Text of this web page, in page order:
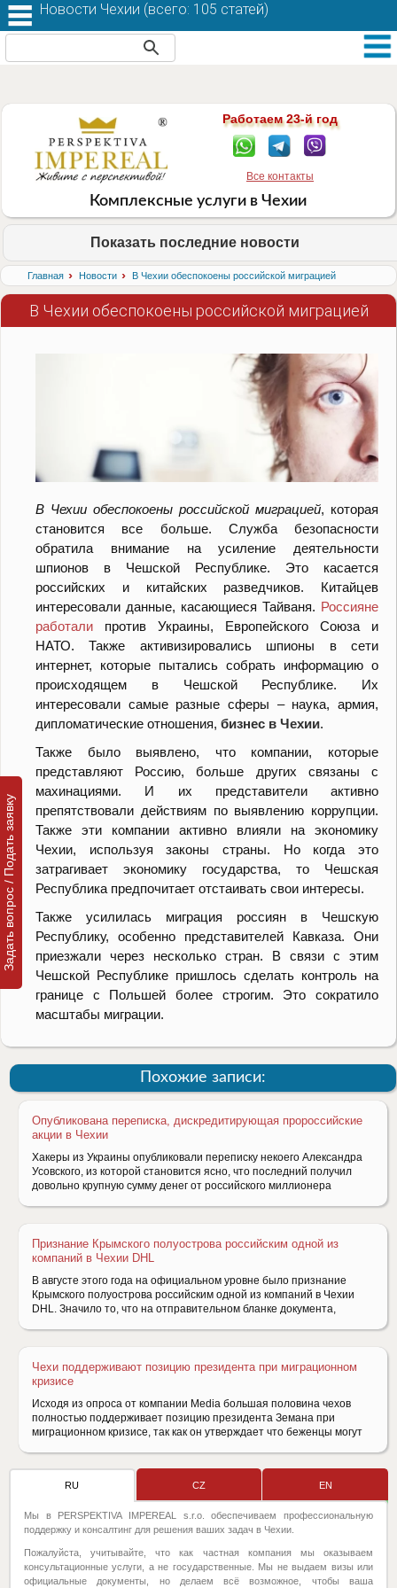
Работаем 23-й год
Все контакты
Комплексные услуги в Чехии
Показать последние новости
Главная › Новости › В Чехии обеспокоены российской миграцией
В Чехии обеспокоены российской миграцией
В Чехии обеспокоены российской миграцией, которая
становится все больше. Служба безопасности
обратила внимание на усиление деятельности
шпионов в Чешской Республике. Это касается
российских и китайских разведчиков. Китайцев
интересовали данные, касающиеся Тайваня. Россияне
работали против Украины, Европейского Союза и
НАТО. Также активизировались шпионы в сети
интернет, которые пытались собрать информацию о
происходящем в Чешской Республике. Их
интересовали самые разные сферы – наука, армия,
дипломатические отношения, бизнес в Чехии.
Также было выявлено, что компании, которые
представляют Россию, больше других связаны с
махинациями. И их представители активно
препятствовали действиям по выявлению коррупции.
Также эти компании активно влияли на экономику
Чехии, используя законы страны. Но когда это
затрагивает экономику государства, то Чешская
Республика предпочитает отстаивать свои интересы.
Также усилилась миграция россиян в Чешскую
Республику, особенно представителей Кавказа. Они
приезжали через несколько стран. В связи с этим
Чешской Республике пришлось сделать контроль на
границе с Польшей более строгим. Это сократило
масштабы миграции.
Похожие записи:
Опубликована переписка, дискредитирующая пророссийские
акции в Чехии
Хакеры из Украины опубликовали переписку некоего Александра
Усовского, из которой становится ясно, что последний получил
довольно крупную сумму денег от российского миллионера
Признание Крымского полуострова российским одной из
компаний в Чехии DHL
В августе этого года на официальном уровне было признание
Крымского полуострова российским одной из компаний в Чехии
DHL. Значило то, что на отправительном бланке документа,
Чехи поддерживают позицию президента при миграционном
кризисе
Исходя из опроса от компании Media большая половина чехов
полностью поддерживает позицию президента Земана при
миграционном кризисе, так как он утверждает что беженцы могут
Новости Чехии (всего: 105 статей)
Задать вопрос / Подать заявку
RU CZ EN
Мы в PERSPEKTIVA IMPEREAL s.r.o. обеспечиваем профессиональную
поддержку и консалтинг для решения ваших задач в Чехии.
Пожалуйста, учитывайте, что как частная компания мы оказываем
консультационные услуги, а не государственные. Мы не выдаем визы или
официальные документы, но делаем всё возможное, чтобы ваша